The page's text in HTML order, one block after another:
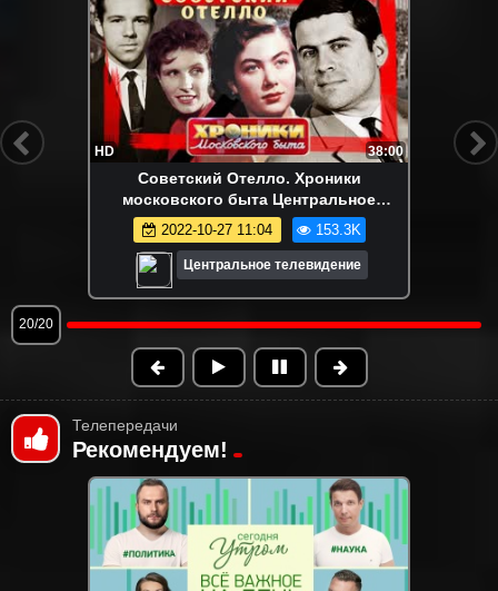
HD 38:02
Сумасшедший бизнес. Девяностые (90-
е). Центральное телевидение
2023-07-19 12:29 874.9K
Центральное телевидение
1/20
Телепередачи
Рекомендуем!